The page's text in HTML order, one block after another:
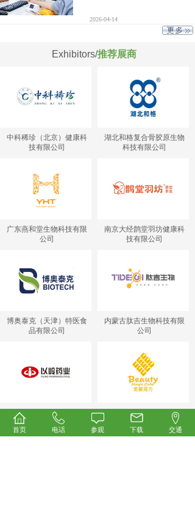
2026-04-14
Exhibitors/推荐展商
中科稀珍（北京）健康科
技有限公司
湖北和格复合骨胶原生物
科技有限公司
广东燕和堂生物科技有限
公司
南京大经鹊堂羽坊健康科
技有限公司
博奥泰克（天津）特医食
品有限公司
内蒙古肽吉生物科技有限
公司
石家庄以岭药业股份有限
深圳美丽魔方健康投资集
团有限公司
首页 电话 参观 下载 交通